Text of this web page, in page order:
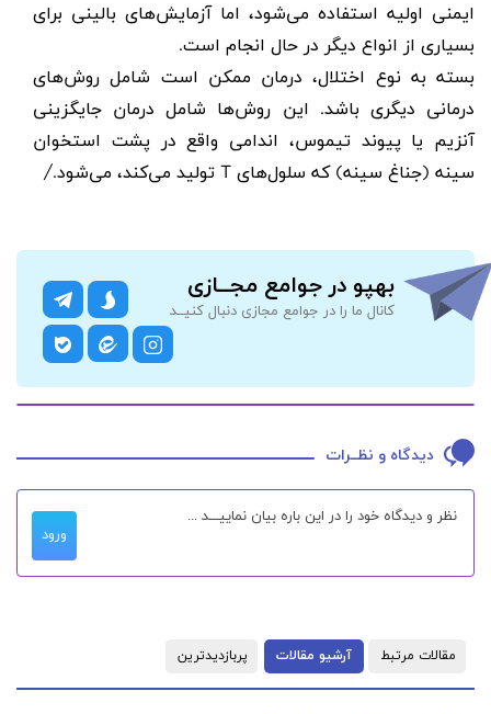
ایمنی اولیه استفاده می‌شود، اما آزمایش‌های بالینی برای
بسیاری از انواع دیگر در حال انجام است.
بسته به نوع اختلال، درمان ممکن است شامل روش‌های
درمانی دیگری باشد. این روش‌ها شامل درمان جایگزینی
آنزیم یا پیوند تیموس، اندامی واقع در پشت استخوان
سینه (جناغ سینه) که سلول‌های T تولید می‌کند، می‌شود./
بهپو در جوامع مجــازی
کانال ما را در جوامع مجازی دنبال کنیــد
دیدگاه و نظــرات
ورود
مقالات مرتبط آرشیو مقالات پربازدیدترین